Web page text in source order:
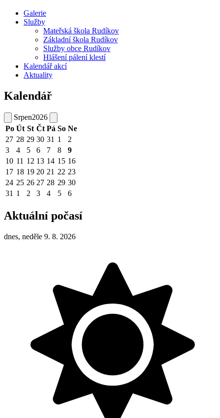
Galerie
Služby
Mateřská škola Rudíkov
Základní škola Rudíkov
Služby obce Rudíkov
Hlášení pálení klestí
Kalendář akcí
Aktuality
Kalendář
Srpen2026
Po Út St Čt Pá So Ne
27 28 29 30 31 1
2
3
4 5 6 7 8
9
10 11 12 13 14 15 16
17 18 19 20 21 22 23
24 25 26 27 28 29 30
31 1 2 3 4 5 6
Aktuální počasí
dnes, neděle 9. 8. 2026